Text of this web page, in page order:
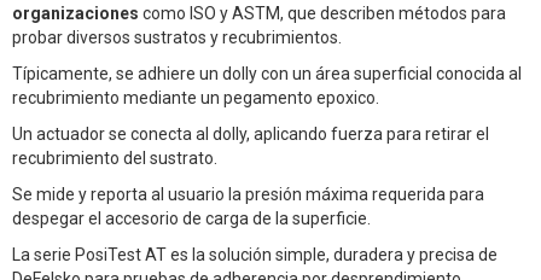
organizaciones como ISO y ASTM, que describen métodos para
probar diversos sustratos y recubrimientos.
Típicamente, se adhiere un dolly con un área superficial conocida al
recubrimiento mediante un pegamento epoxico.
Un actuador se conecta al dolly, aplicando fuerza para retirar el
recubrimiento del sustrato.
Se mide y reporta al usuario la presión máxima requerida para
despegar el accesorio de carga de la superficie.
La serie PosiTest AT es la solución simple, duradera y precisa de